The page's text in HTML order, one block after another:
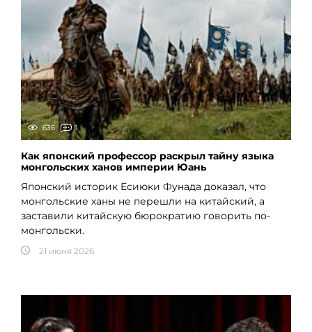
636 1
Как японский профессор раскрыл тайну языка
монгольских ханов империи Юань
Японский историк Ёсиюки Фунада доказал, что
монгольские ханы не перешли на китайский, а
заставили китайскую бюрократию говорить по-
монгольски.
21 июня 2026